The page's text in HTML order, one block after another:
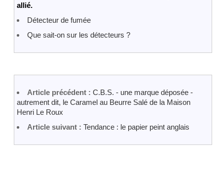
allié.
Détecteur de fumée
Que sait-on sur les détecteurs ?
Article précédent : C.B.S. - une marque déposée -
autrement dit, le Caramel au Beurre Salé de la Maison
Henri Le Roux
Article suivant : Tendance : le papier peint anglais